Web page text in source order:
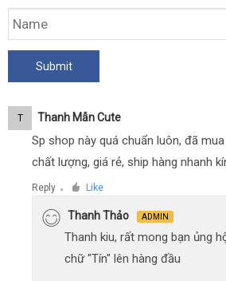
T Thanh Mẫn Cute
Sp shop này quá chuẩn luôn, đã
chất lượng, giá rẻ, ship hàng nhanh
Reply ● Like
Thanh Thảo ADMIN
Thanh kiu, rất mong bạn ủng
chữ "Tín" lên hàng đầu